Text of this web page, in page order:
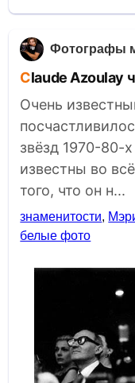
Фотографы
Claude
Очень
звёзд 1970-80-
известны во
того, что он н...
знаменитости,
белые фото